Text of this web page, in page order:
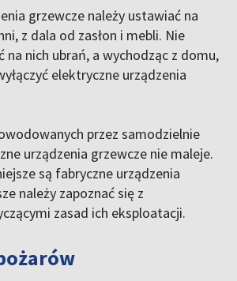
grzewcze należy ustawiać na
z dala od zasłon i mebli. Nie
na nich ubrań, a wychodząc z domu,
elektryczne urządzenia
przez samodzielnie
urządzenia grzewcze nie maleje.
są fabryczne urządzenia
należy zapoznać się z
zasad ich eksploatacji.